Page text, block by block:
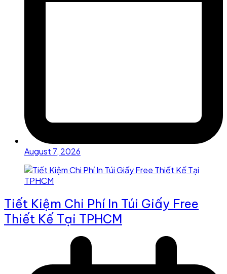
August 7, 2026
Tiết Kiệm Chi Phí In Túi Giấy Free
Thiết Kế Tại TPHCM